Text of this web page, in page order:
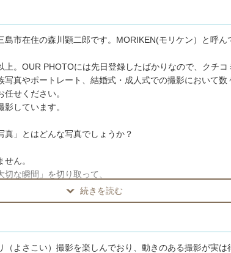
島市在住の森川顕二郎です。MORIKEN(モリケン）と呼ん
上。OUR PHOTOには先日登録したばかりなので、クチコ
写真やポートレート、結婚式・成人式での撮影において数
せください。
しています。
真」とはどんな写真でしょうか？
ん。
な瞬間」を切り取って、
したくなる１枚を誠心誠意撮影させていただきます。
影など、動きのある人物写真を撮ることが多いので、運動
承ります。
続きを読む
よさこい）撮影を楽しんでおり、動きのある撮影が実は